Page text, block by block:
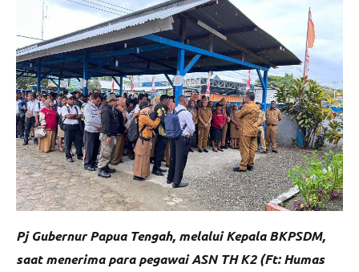
Pj Gubernur Papua Tengah, melalui Kepala BKPSDM,
saat menerima para pegawai ASN TH K2 (Ft: Humas